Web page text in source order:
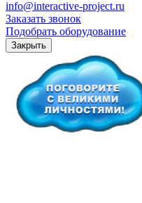
info@interactive-project.ru
Заказать звонок
Подобрать оборудование
Закрыть